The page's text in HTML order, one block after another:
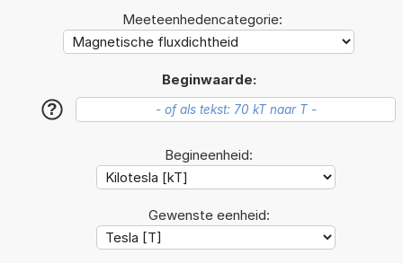
Meeteenhedencategorie:
Beginwaarde:
?
Begineenheid:
Gewenste eenheid: